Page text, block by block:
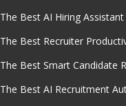
The Best AI Hiring
The Best Recruiter
The Best Smart Candidate
The Best AI Recruitment